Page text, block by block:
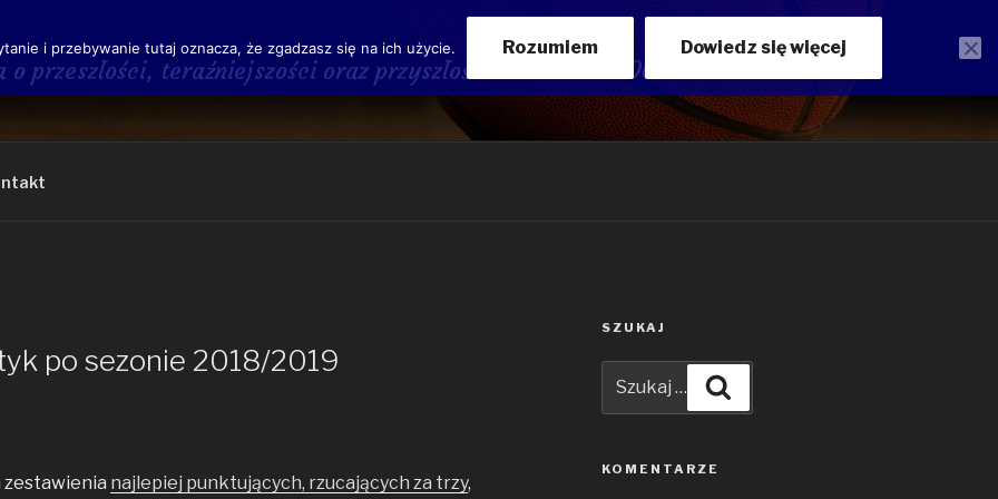
przeszłości, teraźniejszości oraz przyszłości ANWILU WŁOCŁAWEK
po sezonie 2018/2019
zestawienia najlepiej punktujących, rzucających za trzy,
SZUKAJ
KOMENTARZE
i przebywanie tutaj oznacza, że zgadzasz się na ich użycie. Rozumiem Dowiedz się więcej